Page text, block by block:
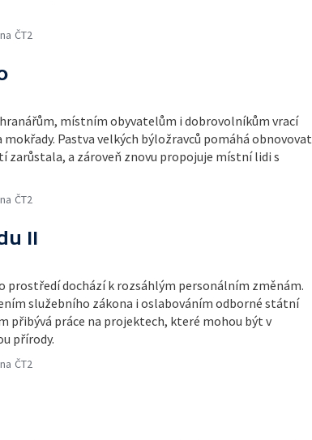
ČT2
místním obyvatelům i dobrovolníkům vrací
mokřady. Pastva velkých býložravců pomáhá obnovovat
zarůstala, a zároveň znovu propojuje místní lidi s
ČT2
II
prostředí dochází k rozsáhlým personálním změnám.
služebního zákona i oslabováním odborné státní
přibývá práce na projektech, které mohou být v
přírody.
ČT2